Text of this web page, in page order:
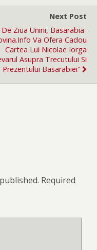
Next Post
De Ziua Unirii, Basarabia-
Va Ofera Cadou
Cartea Lui Nicolae Iorga
Asupra Trecutului Si
Prezentului Basarabiei"
Required